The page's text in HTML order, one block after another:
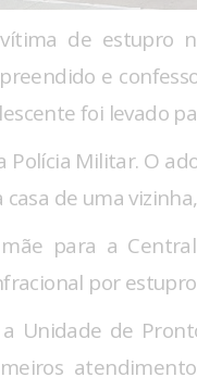
de estupro
e
foi levado
Militar. O
de uma
para a
por
Unidade de